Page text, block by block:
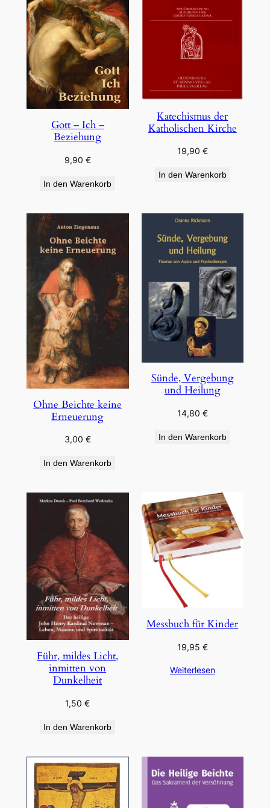
Gott – Ich –
Beziehung
9,90 €
In den Warenkorb
Katechismus der
Katholischen Kirche
19,90 €
In den Warenkorb
Ohne Beichte keine
Erneuerung
3,00 €
In den Warenkorb
Sünde, Vergebung
und Heilung
14,80 €
In den Warenkorb
Führ, mildes Licht,
inmitten von
Dunkelheit
1,50€
In den Warenkorb
Messbuch für Kinder
19,95 €
Weiterlesen